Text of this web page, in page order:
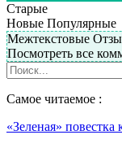
Старые
Новые Популярные
Межтекстовые
Посмотреть все
Самое читаемое :
«Зеленая»